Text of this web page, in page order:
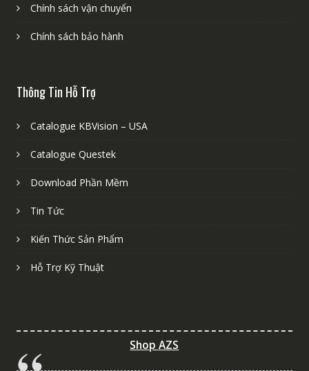
Chính sách vận chuyển
Chính sách bảo hành
Thông Tin Hỗ Trợ
Catalogue KBVision – USA
Catalogue Questek
Download Phần Mềm
Tin Tức
Kiến Thức Sản Phẩm
Hỗ Trợ Kỹ Thuật
Shop AZS